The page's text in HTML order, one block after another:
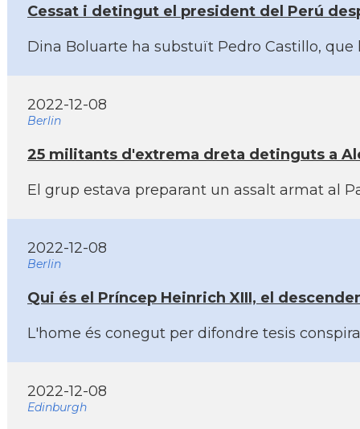
Cessat i detingut el president del Perú
Dina Boluarte ha substuït Pedro Castillo,
2022-12-08
Berlin
25 militants d'extrema dreta detinguts a
El grup estava preparant un assalt armat al
2022-12-08
Berlin
Qui és el Prí­ncep Heinrich XIII, el
L'home és conegut per difondre tesis
2022-12-08
Edinburgh